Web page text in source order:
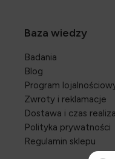
Baza wiedzy
Badania
Blog
Program
Zwroty i reklamacje
Dostawa i czas
Polityka prywatności
Regulamin sklepu